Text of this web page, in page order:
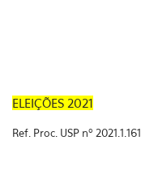
ELEIÇÕES 2021
Ref. Proc. USP nº